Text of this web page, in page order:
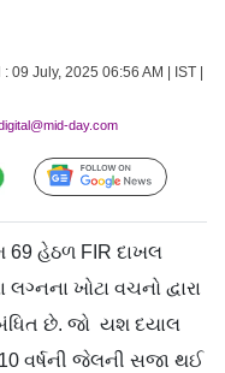
July, 2025 06:56 AM | IST |
day.com
Follow Us
69 હેઠળ FIR દાખલ
ખોટા વચનો દ્વારા
છે. જો યશ દયાલ
વર્ષની જેલની સજા થઈ